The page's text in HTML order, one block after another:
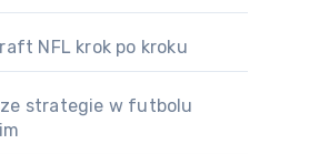
NFL krok po kroku
strategie w futbolu